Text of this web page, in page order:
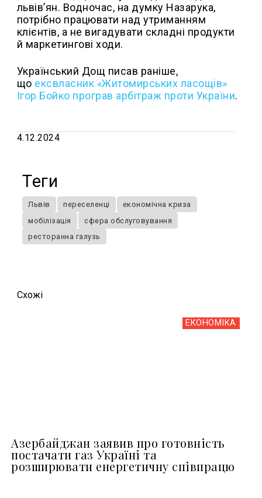
львів’ян. Водночас, на думку Назарука,
потрібно працювати над утриманням
клієнтів, а не вигадувати складні продукти
й маркетингові ходи.
Український Дощ писав раніше,
що ексвласник «Житомирських ласощів»
Ігор Бойко програв арбітраж проти України.
4.12.2024
Теги
Львів переселенці
економічна криза
мобілізація
сфера обслуговування
ресторанна галузь
Схожi
ЕКОНОМІКА
Азербайджан заявив про готовність
постачати газ Україні та
розширювати енергетичну співпрацю